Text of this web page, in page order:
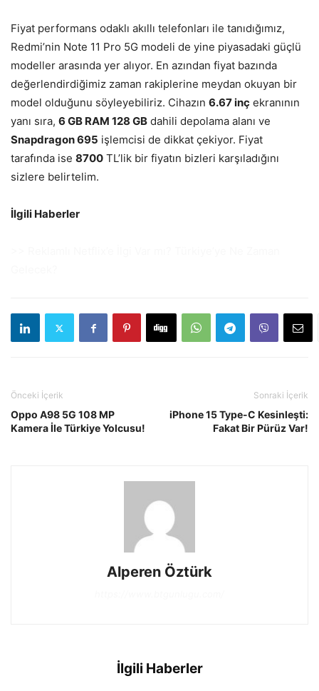
Fiyat performans odaklı akıllı telefonları ile tanıdığımız,
Redmi’nin Note 11 Pro 5G modeli de yine piyasadaki güçlü
modeller arasında yer alıyor. En azından fiyat bazında
değerlendirdiğimiz zaman rakiplerine meydan okuyan bir
model olduğunu söyleyebiliriz. Cihazın 6.67 inç ekranının
yanı sıra, 6 GB RAM 128 GB dahili depolama alanı ve
Snapdragon 695 işlemcisi de dikkat çekiyor. Fiyat
tarafında ise 8700 TL’lik bir fiyatın bizleri karşıladığını
sizlere belirtelim.
İlgili Haberler
Önceki İçerik
Oppo A98 5G 108 MP
Kamera İle Türkiye Yolcusu!
Sonraki İçerik
iPhone 15 Type-C Kesinleşti:
Fakat Bir Pürüz Var!
Alperen Öztürk
İlgili Haberler